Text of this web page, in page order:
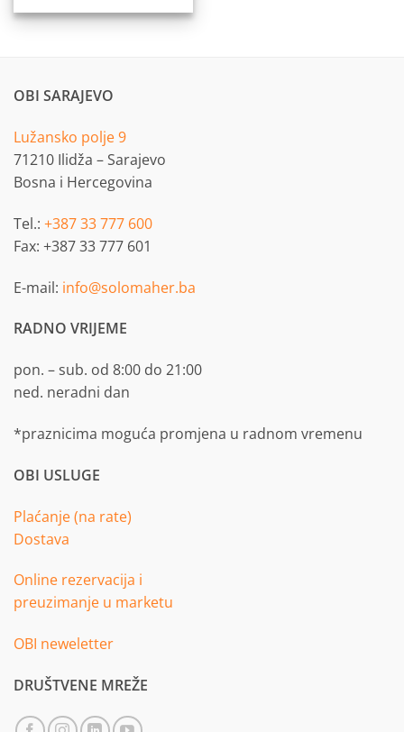
OBI SARAJEVO
Lužansko polje 9
71210 Ilidža – Sarajevo
Bosna i Hercegovina
Tel.: +387 33 777 600
Fax: +387 33 777 601
E-mail: info@solomaher.ba
RADNO VRIJEME
pon. – sub. od 8:00 do 21:00
ned. neradni dan
*praznicima moguća promjena u radnom vremenu
OBI USLUGE
Plaćanje (na rate)
Dostava
Online rezervacija i
preuzimanje u marketu
OBI neweletter
DRUŠTVENE MREŽE